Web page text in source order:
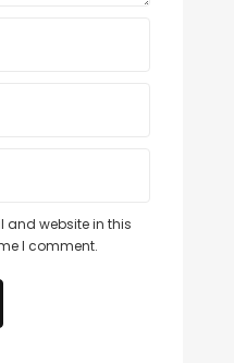
and website in this
I comment.